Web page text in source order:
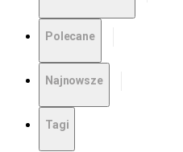
Polecane
Najnowsze
Tagi